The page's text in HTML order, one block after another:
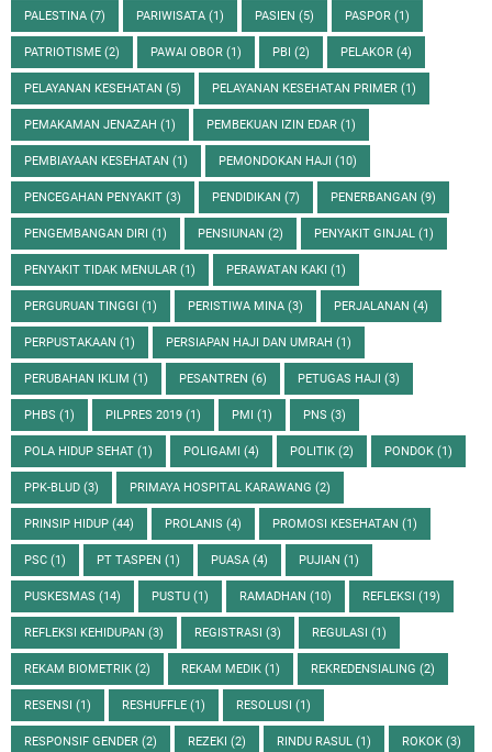
PALESTINA (7) PARIWISATA (1) PASIEN (5) PASPOR (1)
PATRIOTISME (2) PAWAI OBOR (1) PBI (2) PELAKOR (4)
PELAYANAN KESEHATAN (5) PELAYANAN KESEHATAN PRIMER (1)
PEMAKAMAN JENAZAH (1) PEMBEKUAN IZIN EDAR (1)
PEMBIAYAAN KESEHATAN (1) PEMONDOKAN HAJI (10)
PENCEGAHAN PENYAKIT (3) PENDIDIKAN (7) PENERBANGAN (9)
PENGEMBANGAN DIRI (1) PENSIUNAN (2) PENYAKIT GINJAL (1)
PENYAKIT TIDAK MENULAR (1) PERAWATAN KAKI (1)
PERGURUAN TINGGI (1) PERISTIWA MINA (3) PERJALANAN (4)
PERPUSTAKAAN (1) PERSIAPAN HAJI DAN UMRAH (1)
PERUBAHAN IKLIM (1) PESANTREN (6) PETUGAS HAJI (3)
PHBS (1) PILPRES 2019 (1) PMI (1) PNS (3)
POLA HIDUP SEHAT (1) POLIGAMI (4) POLITIK (2) PONDOK (1)
PPK-BLUD (3) PRIMAYA HOSPITAL KARAWANG (2)
PRINSIP HIDUP (44) PROLANIS (4) PROMOSI KESEHATAN (1)
PSC (1) PT TASPEN (1) PUASA (4) PUJIAN (1)
PUSKESMAS (14) PUSTU (1) RAMADHAN (10) REFLEKSI (19)
REFLEKSI KEHIDUPAN (3) REGISTRASI (3) REGULASI (1)
REKAM BIOMETRIK (2) REKAM MEDIK (1) REKREDENSIALING (2)
RESENSI (1) RESHUFFLE (1) RESOLUSI (1)
RESPONSIF GENDER (2) REZEKI (2) RINDU RASUL (1) ROKOK (3)